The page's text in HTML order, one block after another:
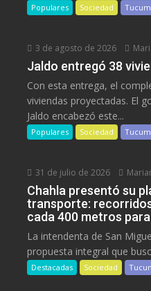
Populares Sociedad
3 de agosto de 2026
Jaldo entregó 38
Con esta entrega, el
viviendas proyectadas. El
Jaldo encabezó este...
Populares Sociedad
31 de julio de 2026
Chahla presentó su
transporte:
cada 400 metros
La intendenta de San
propuesta integral que
Destacadas Sociedad